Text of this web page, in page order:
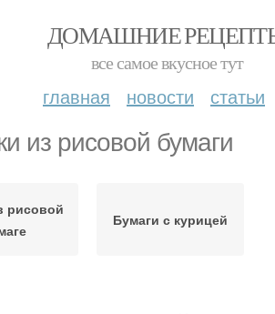
ДОМАШНИЕ
все самое вкусное тут
главная новости статьи
из рисовой бумаги
рисовой
Бумаги с курицей